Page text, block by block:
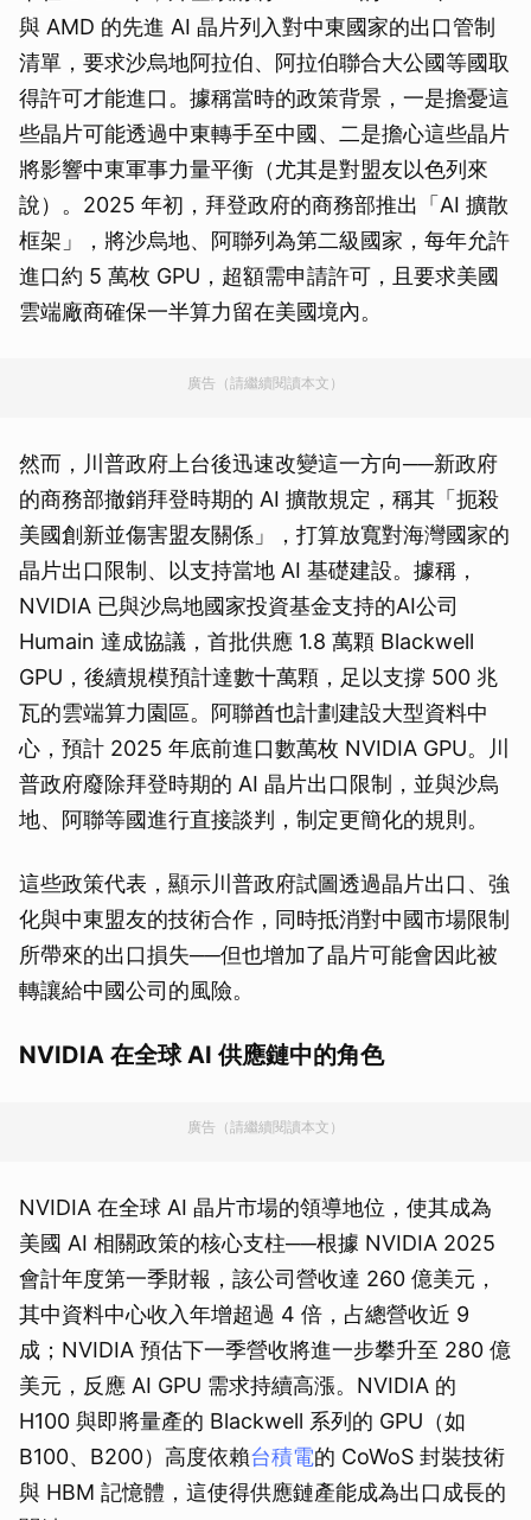
與 AMD 的先進 AI 晶片列入對中東國家的出口管制
清單，要求沙烏地阿拉伯、阿拉伯聯合大公國等國取
得許可才能進口。據稱當時的政策背景，一是擔憂這
些晶片可能透過中東轉手至中國、二是擔心這些晶片
將影響中東軍事力量平衡（尤其是對盟友以色列來
說）。2025 年初，拜登政府的商務部推出「AI 擴散
框架」，將沙烏地、阿聯列為第二級國家，每年允許
進口約 5 萬枚 GPU，超額需申請許可，且要求美國
雲端廠商確保一半算力留在美國境內。
廣告（請繼續閱讀本文）
然而，川普政府上台後迅速改變這一方向──新政府
的商務部撤銷拜登時期的 AI 擴散規定，稱其「扼殺
美國創新並傷害盟友關係」，打算放寬對海灣國家的
晶片出口限制、以支持當地 AI 基礎建設。據稱，
NVIDIA 已與沙烏地國家投資基金支持的AI公司
Humain 達成協議，首批供應 1.8 萬顆 Blackwell
GPU，後續規模預計達數十萬顆，足以支撐 500 兆
瓦的雲端算力園區。阿聯酋也計劃建設大型資料中
心，預計 2025 年底前進口數萬枚 NVIDIA GPU。川
普政府廢除拜登時期的 AI 晶片出口限制，並與沙烏
地、阿聯等國進行直接談判，制定更簡化的規則。
這些政策代表，顯示川普政府試圖透過晶片出口、強
化與中東盟友的技術合作，同時抵消對中國市場限制
所帶來的出口損失──但也增加了晶片可能會因此被
轉讓給中國公司的風險。
NVIDIA 在全球 AI 供應鏈中的角色
廣告（請繼續閱讀本文）
NVIDIA 在全球 AI 晶片市場的領導地位，使其成為
美國 AI 相關政策的核心支柱──根據 NVIDIA 2025
會計年度第一季財報，該公司營收達 260 億美元，
其中資料中心收入年增超過 4 倍，占總營收近 9
成；NVIDIA 預估下一季營收將進一步攀升至 280 億
美元，反應 AI GPU 需求持續高漲。NVIDIA 的
H100 與即將量產的 Blackwell 系列的 GPU（如
B100、B200）高度依賴台積電的 CoWoS 封裝技術
與 HBM 記憶體，這使得供應鏈產能成為出口成長的